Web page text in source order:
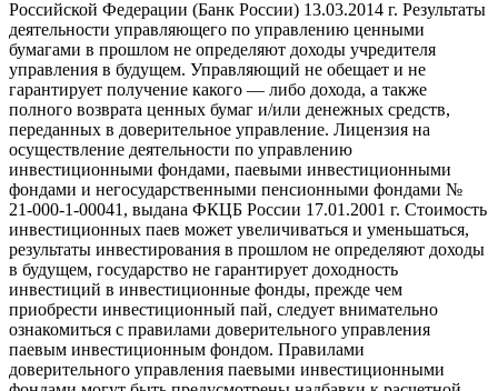
Российской Федерации (Банк России) 13.03.2014 г. Результаты
деятельности управляющего по управлению ценными
бумагами в прошлом не определяют доходы учредителя
управления в будущем. Управляющий не обещает и не
гарантирует получение какого — либо дохода, а также
полного возврата ценных бумаг и/или денежных средств,
переданных в доверительное управление. Лицензия на
осуществление деятельности по управлению
инвестиционными фондами, паевыми инвестиционными
фондами и негосударственными пенсионными фондами №
21-000-1-00041, выдана ФКЦБ России 17.01.2001 г. Стоимость
инвестиционных паев может увеличиваться и уменьшаться,
результаты инвестирования в прошлом не определяют доходы
в будущем, государство не гарантирует доходность
инвестиций в инвестиционные фонды, прежде чем
приобрести инвестиционный пай, следует внимательно
ознакомиться с правилами доверительного управления
паевым инвестиционным фондом. Правилами
доверительного управления паевыми инвестиционными